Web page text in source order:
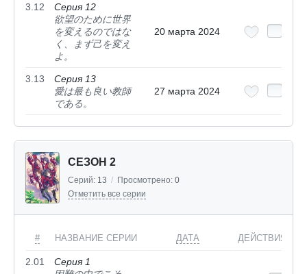
3.12
Серия 12
欲望のために世界
を変えるのではな
く、まず己を変え
よ。
20 марта 2024
3.13
Серия 13
愛は最も良い教師
である。
27 марта 2024
СЕЗОН 2
Серий: 13 / Просмотрено: 0
Отметить все серии
# НАЗВАНИЕ СЕРИИ ДАТА ДЕЙСТВИЯ
2.01
Серия 1